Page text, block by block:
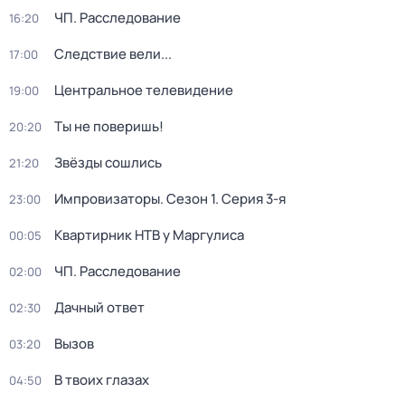
16:20 ЧП. Расследование
17:00 Следствие вели...
19:00 Центральное телевидение
20:20 Ты не поверишь!
21:20 Звёзды сошлись
23:00 Импровизаторы. Сезон 1. Серия 3-я
00:05 Квартирник НТВ у Маргулиса
02:00 ЧП. Расследование
02:30 Дачный ответ
03:20 Вызов
04:50 В твоих глазах